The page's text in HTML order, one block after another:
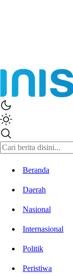
Beranda
Daerah
Nasional
Internasional
Politik
Peristiwa